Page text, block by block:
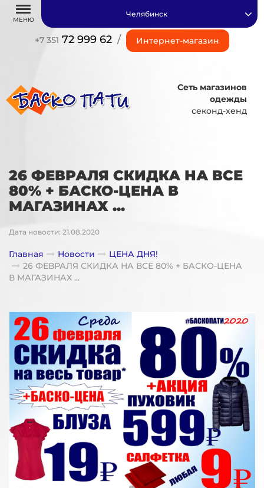
МЕНЮ
+7 351 72 999 62 / Интернет-магазин
Челябинск
Сеть магазинов
одежды
секонд-хенд
26 ФЕВРАЛЯ СКИДКА НА ВСЕ
80% + БАСКО-ЦЕНА В
МАГАЗИНАХ ...
Дата новости: 21.08.2020
Главная Новости
ЦЕНА ДНЯ!
26 ФЕВРАЛЯ СКИДКА НА ВСЕ 80% + БАСКО-ЦЕНА
В МАГАЗИНАХ ...